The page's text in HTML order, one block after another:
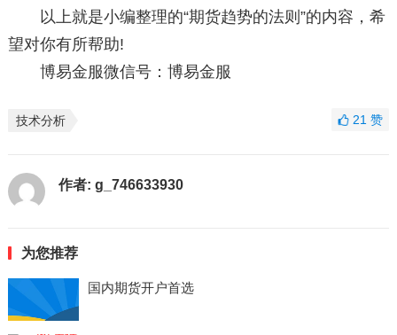
以上就是小编整理的“期货趋势的法则”的内容，希
望对你有所帮助!
博易金服微信号：博易金服
技术分析 21赞
作者: g_746633930
为您推荐
国内期货开户首选